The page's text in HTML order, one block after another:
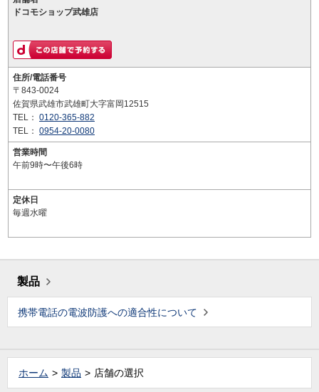
ドコモショップ武雄店
住所/電話番号
〒843-0024
佐賀県武雄市武雄町大字富岡12515
TEL： 0120-365-882
TEL： 0954-20-0080
営業時間
午前9時〜午後6時
定休日
毎週水曜
製品
携帯電話の電波防護への適合性について
ホーム 製品 店舗の選択